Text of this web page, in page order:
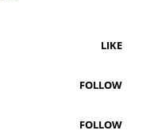
LIKE
FOLLOW
FOLLOW